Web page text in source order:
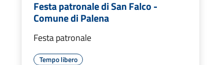
Festa patronale di San Falco -
Comune di Palena
Festa patronale
Tempo libero